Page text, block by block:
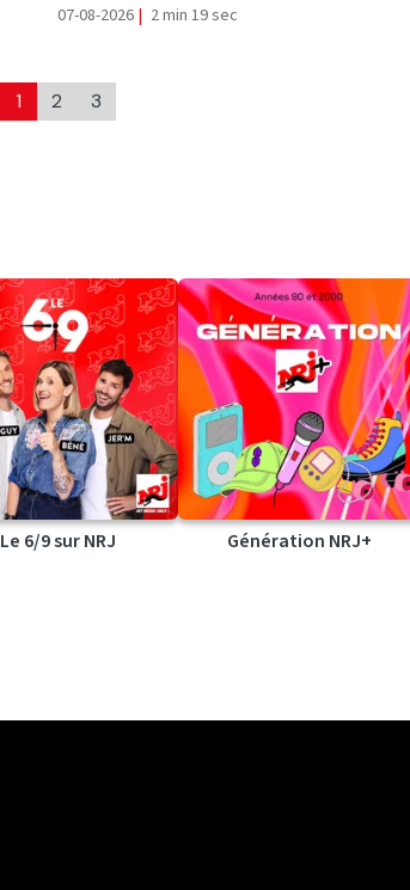
07-08-2026 | 2 min 19 sec
1 2 3
Le 6/9 sur NRJ Génération NRJ+